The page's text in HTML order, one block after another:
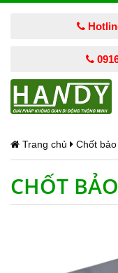
Trang chủ Chốt
CHỐT